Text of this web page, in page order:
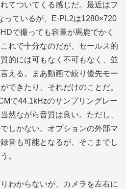
てついてくる感じだ。最近はフ
っているが、E-PL2は1280×720
で撮っても容量が馬鹿でかく
れで十分なのだが、セールス的
的には可もなく不可もなく、並
える。まあ動画で絞り優先モー
できたり、それだけのことだ。
で44.1kHzのサンプリングレー
然ながら音質は良い。ただし、
しかない。オプションの外部マ
音も可能となるが、そこまでし
。
わからないが、カメラを左右に